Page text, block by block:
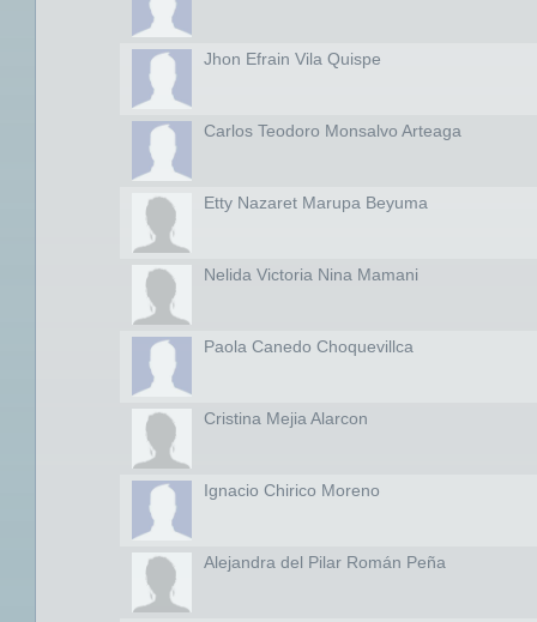
Jhon Efrain Vila Quispe
Carlos Teodoro Monsalvo Arteaga
Etty Nazaret Marupa Beyuma
Nelida Victoria Nina Mamani
Paola Canedo Choquevillca
Cristina Mejia Alarcon
Ignacio Chirico Moreno
Alejandra del Pilar Román Peña